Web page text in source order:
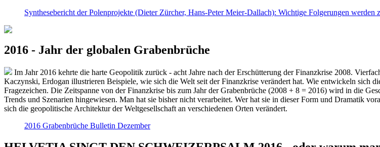
Synthesebericht der Polenprojekte (Dieter Zürcher, Hans-Peter Meier-Dallach): Wichtige Folgerungen werden
2016 - Jahr der globalen Grabenbrüche
Im Jahr 2016 kehrte die harte Geopolitik zurück - acht Jahre nach der Erschütterung der Finanzkrise 2008.
Kaczynski, Erdogan illustrieren Beispiele, wie sich die Welt seit der Finanzkrise verändert hat. Wie entwickeln sich
Fragezeichen. Die Zeitspanne von der Finanzkrise bis zum Jahr der Grabenbrüche (2008 + 8 = 2016) wird in die
Trends und Szenarien hingewiesen. Man hat sie bisher nicht verarbeitet. Wer hat sie in dieser Form und Dramatik
sich die geopolitische Architektur der Weltgesellschaft an verschiedenen Orten verändert.
2016 Grabenbrüche Bulletin Dezember